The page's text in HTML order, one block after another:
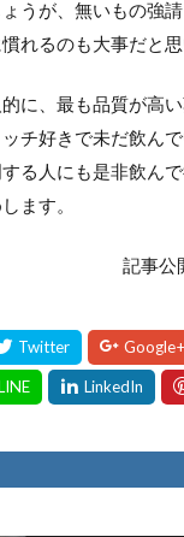
うが、無いもの強
れるのも大事だと思
に、最も品質が高
チ好きで未だ飲ん
る人にも是非飲ん
ます。
記事公